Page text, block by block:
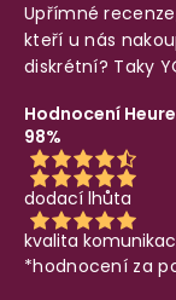
Upřímné
kteří u nás
diskrétní? Taky
Hodnocení
98%
dodací lhůta
kvalita
*hodnocení za